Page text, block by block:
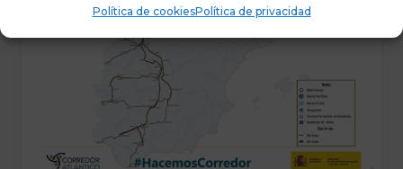
Política de cookiesPolítica de privacidad
CASTILLA Y LEÓN SALAMANCA